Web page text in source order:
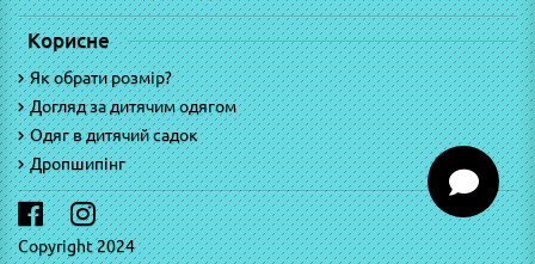
Корисне
Як обрати розмір?
Догляд за дитячим одягом
Одяг в дитячий садок
Дропшипінг
Copyright 2024